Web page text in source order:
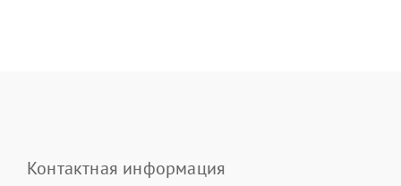
Контактная информация